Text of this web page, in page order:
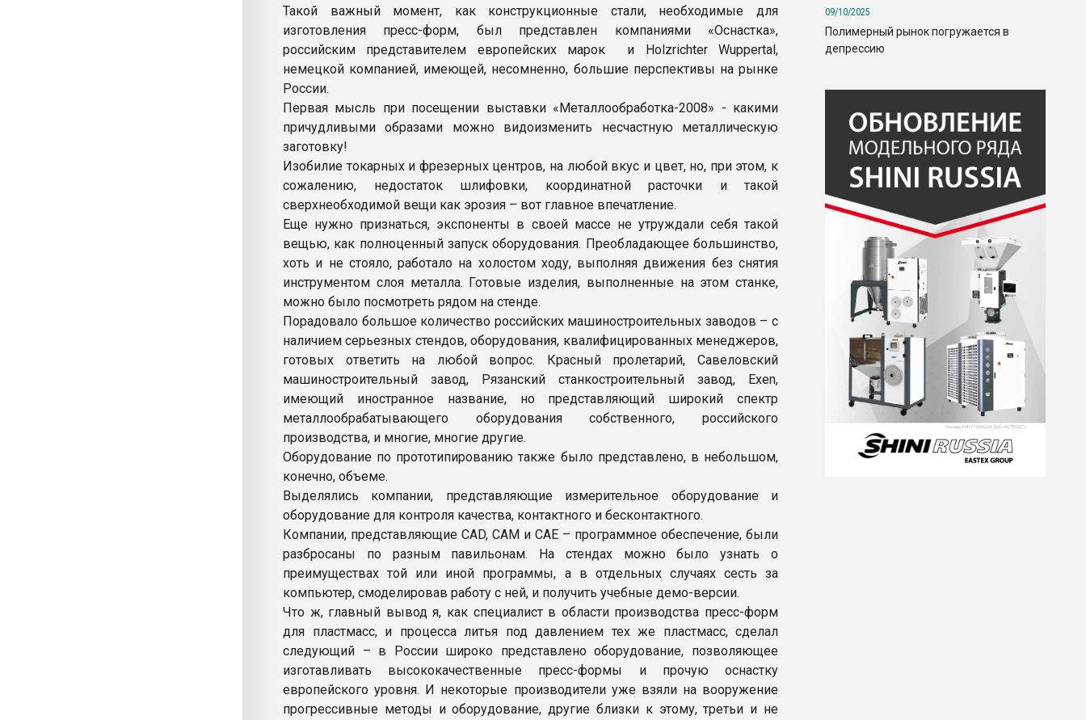
Такой важный момент, как конструкционные стали, необходимые для
изготовления пресс-форм, был представлен компаниями «Оснастка»,
российским представителем европейских марок и Holzrichter Wuppertal,
немецкой компанией, имеющей, несомненно, большие перспективы на рынке
России.
Первая мысль при посещении выставки «Металлообработка-2008» - какими
причудливыми образами можно видоизменить несчастную металлическую
заготовку!
Изобилие токарных и фрезерных центров, на любой вкус и цвет, но, при этом, к
сожалению, недостаток шлифовки, координатной расточки и такой
сверхнеобходимой вещи как эрозия – вот главное впечатление.
Еще нужно признаться, экспоненты в своей массе не утруждали себя такой
вещью, как полноценный запуск оборудования. Преобладающее большинство,
хоть и не стояло, работало на холостом ходу, выполняя движения без снятия
инструментом слоя металла. Готовые изделия, выполненные на этом станке,
можно было посмотреть рядом на стенде.
Порадовало большое количество российских машиностроительных заводов – с
наличием серьезных стендов, оборудования, квалифицированных менеджеров,
готовых ответить на любой вопрос. Красный пролетарий, Савеловский
машиностроительный завод, Рязанский станкостроительный завод, Exen,
имеющий иностранное название, но представляющий широкий спектр
металлообрабатывающего оборудования собственного, российского
производства, и многие, многие другие.
Оборудование по прототипированию также было представлено, в небольшом,
конечно, объеме.
Выделялись компании, представляющие измерительное оборудование и
оборудование для контроля качества, контактного и бесконтактного.
Компании, представляющие CAD, CAM и CAE – программное обеспечение, были
разбросаны по разным павильонам. На стендах можно было узнать о
преимуществах той или иной программы, а в отдельных случаях сесть за
компьютер, смоделировав работу с ней, и получить учебные демо-версии.
Что ж, главный вывод я, как специалист в области производства пресс-форм
для пластмасс, и процесса литья под давлением тех же пластмасс, сделал
следующий – в России широко представлено оборудование, позволяющее
изготавливать высококачественные пресс-формы и прочую оснастку
европейского уровня. И некоторые производители уже взяли на вооружение
прогрессивные методы и оборудование, другие близки к этому, третьи и не
09/10/2025
Полимерный рынок погружается в
депрессию